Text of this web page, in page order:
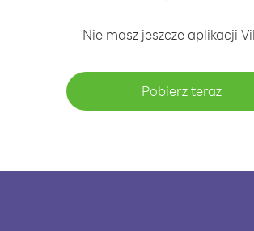
Nie masz jeszcze aplikacji
Pobierz teraz